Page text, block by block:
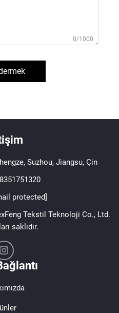
0/1000
Suzhou, Jiangsu, Çin
protected]
Tekstil Teknoloji Co., Ltd.
saklıdır.